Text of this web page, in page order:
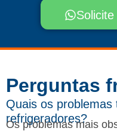
Perguntas
Quais os
refrigeradores?
Os problemas mais